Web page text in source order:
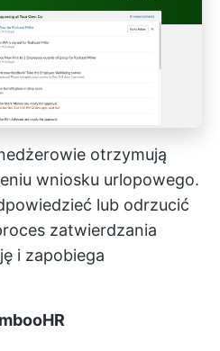
otrzymują
wniosku urlopowego.
lub odrzucić
zatwierdzania
i zapobiega